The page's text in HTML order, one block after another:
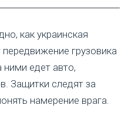
как украинская
грузовика
едет авто,
Защитки следят за
намерение врага.